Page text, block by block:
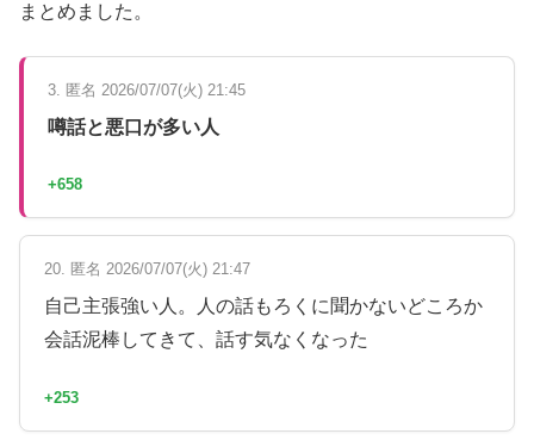
まとめました。
3. 匿名 2026/07/07(火) 21:45
噂話と悪口が多い人
+658
20. 匿名 2026/07/07(火) 21:47
自己主張強い人。人の話もろくに聞かないどころか
会話泥棒してきて、話す気なくなった
+253